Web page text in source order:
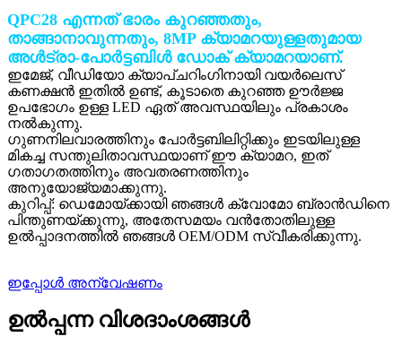
QPC28 എന്നത് ഭാരം കുറഞ്ഞതും,
താങ്ങാനാവുന്നതും, 8MP ക്യാമറയുള്ളതുമായ
അൾട്രാ-പോർട്ടബിൾ ഡോക് ക്യാമറയാണ്.
ഇമേജ്, വീഡിയോ ക്യാപ്ചറിംഗിനായി വയർലെസ്
കണക്ഷൻ ഇതിൽ ഉണ്ട്, കൂടാതെ കുറഞ്ഞ ഊർജ്ജ
ഉപഭോഗം ഉള്ള LED ഏത് അവസ്ഥയിലും പ്രകാശം
നൽകുന്നു.
ഗുണനിലവാരത്തിനും പോർട്ടബിലിറ്റിക്കും ഇടയിലുള്ള
മികച്ച സന്തുലിതാവസ്ഥയാണ് ഈ ക്യാമറ, ഇത്
ഗതാഗതത്തിനും അവതരണത്തിനും
അനുയോജ്യമാക്കുന്നു.
കുറിപ്പ്: ഡെമോയ്ക്കായി ഞങ്ങൾ ക്വോമോ ബ്രാൻഡിനെ
പിന്തുണയ്ക്കുന്നു, അതേസമയം വൻതോതിലുള്ള
ഉൽപ്പാദനത്തിൽ ഞങ്ങൾ OEM/ODM സ്വീകരിക്കുന്നു.
ഇപ്പോൾ അന്വേഷണം
ഉൽപ്പന്ന വിശദാംശങ്ങൾ